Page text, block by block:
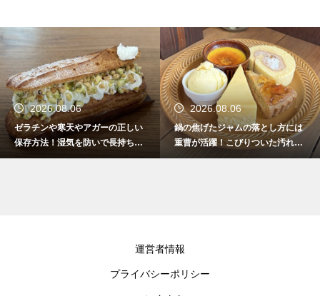
2026.08.06
ゼラチンや寒天やアガーの正しい
保存方法！湿気を防いで長持ちさ
せるコツ
2026.08.06
鍋の焦げたジャムの落とし方には
重曹が活躍！こびりついた汚れを
綺麗に落としてピカピカにする技
運営者情報
プライバシーポリシー